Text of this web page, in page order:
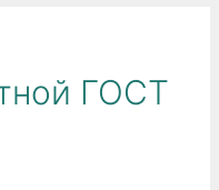
ГОСТ